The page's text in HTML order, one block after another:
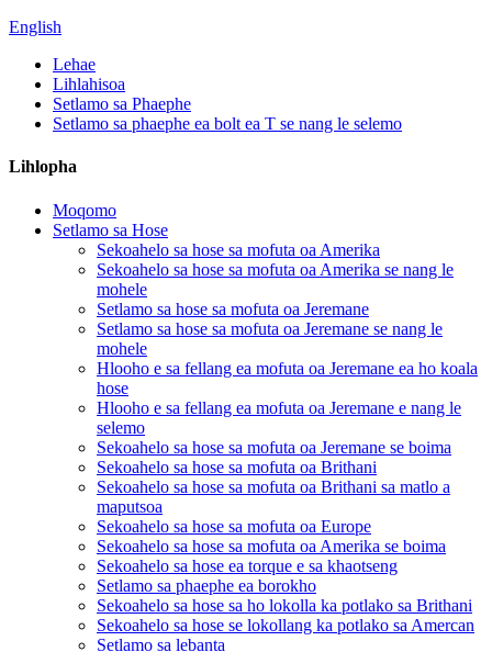
English
Lehae
Lihlahisoa
Setlamo sa Phaephe
Setlamo sa phaephe ea bolt ea T se nang le selemo
Lihlopha
Moqomo
Setlamo sa Hose
Sekoahelo sa hose sa mofuta oa Amerika
Sekoahelo sa hose sa mofuta oa Amerika se nang le
mohele
Setlamo sa hose sa mofuta oa Jeremane
Setlamo sa hose sa mofuta oa Jeremane se nang le
mohele
Hlooho e sa fellang ea mofuta oa Jeremane ea ho koala
hose
Hlooho e sa fellang ea mofuta oa Jeremane e nang le
selemo
Sekoahelo sa hose sa mofuta oa Jeremane se boima
Sekoahelo sa hose sa mofuta oa Brithani
Sekoahelo sa hose sa mofuta oa Brithani sa matlo a
maputsoa
Sekoahelo sa hose sa mofuta oa Europe
Sekoahelo sa hose sa mofuta oa Amerika se boima
Sekoahelo sa hose ea torque e sa khaotseng
Setlamo sa phaephe ea borokho
Sekoahelo sa hose sa ho lokolla ka potlako sa Brithani
Sekoahelo sa hose se lokollang ka potlako sa Amercan
Setlamo sa lebanta